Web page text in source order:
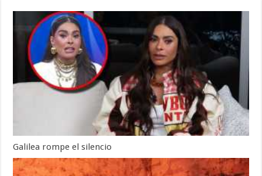
Galilea rompe el silencio